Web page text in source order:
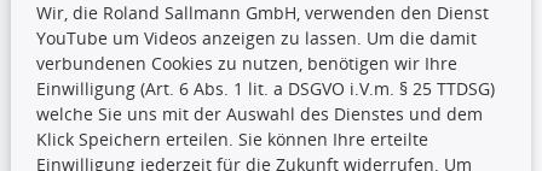
CARAT Gruppe
Wir, die Roland Sallmann GmbH, verwenden den Dienst
YouTube um Videos anzeigen zu lassen. Um die damit
verbundenen Cookies zu nutzen, benötigen wir Ihre
Einwilligung (Art. 6 Abs. 1 lit. a DSGVO i.V.m. § 25 TTDSG)
welche Sie uns mit der Auswahl des Dienstes und dem
Klick Speichern erteilen. Sie können Ihre erteilte
Einwilligung jederzeit für die Zukunft widerrufen. Um